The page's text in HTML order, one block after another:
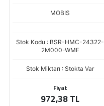
MOBIS
Stok Kodu : BSR-HMC-24322-
2M000-WME
Stok Miktarı : Stokta Var
Fiyat
972,38 TL